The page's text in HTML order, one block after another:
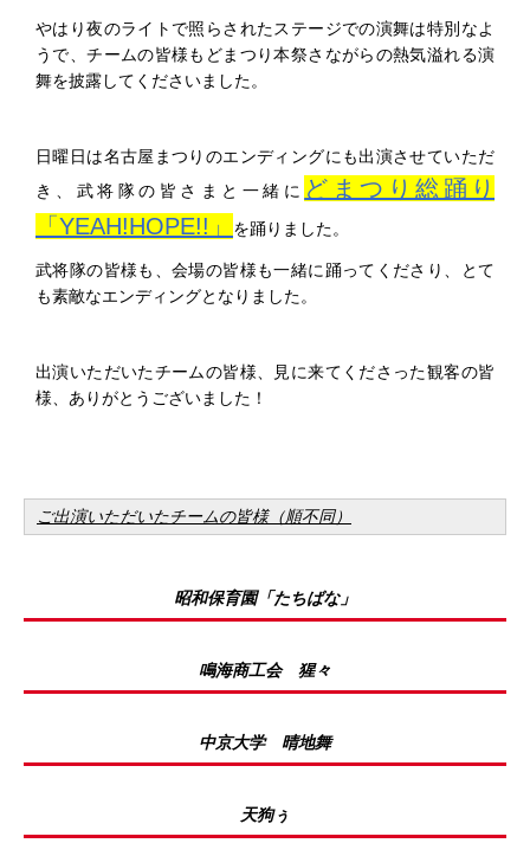
やはり夜のライトで照らされたステージでの演舞は特別なよ
うで、チームの皆様もどまつり本祭さながらの熱気溢れる演
舞を披露してくださいました。
日曜日は名古屋まつりのエンディングにも出演させていただ
き、武将隊の皆さまと一緒に どまつり総踊り
「YEAH!HOPE!!」
を踊りました。
武将隊の皆様も、会場の皆様も一緒に踊ってくださり、とて
も素敵なエンディングとなりました。
出演いただいたチームの皆様、見に来てくださった観客の皆
様、ありがとうございました！
ご出演いただいたチームの皆様（順不同）
昭和保育園「たちばな」
鳴海商工会 猩々
中京大学 晴地舞
天狗ぅ